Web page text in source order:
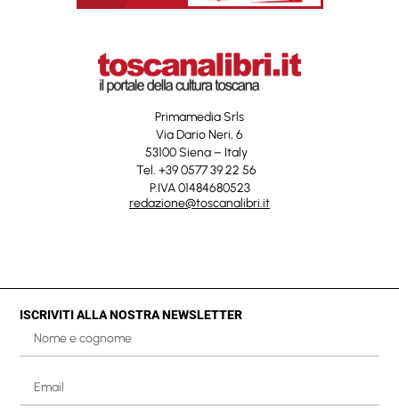
Primamedia Srls
Via Dario Neri, 6
53100 Siena – Italy
Tel. +39 0577 39 22 56
P.IVA 01484680523
redazione@toscanalibri.it
ISCRIVITI ALLA NOSTRA NEWSLETTER